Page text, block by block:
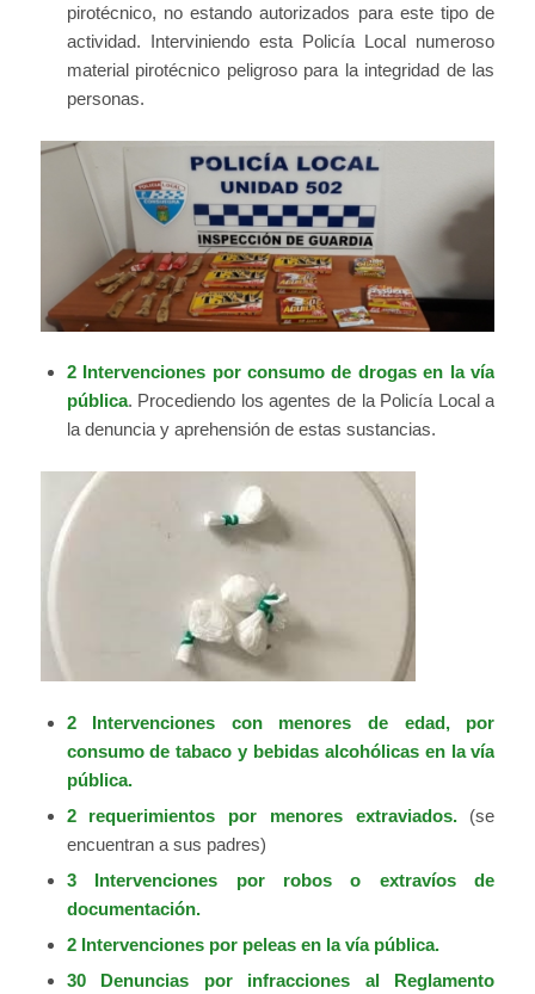
pirotécnico, no estando autorizados para este tipo de
actividad. Interviniendo esta Policía Local numeroso
material pirotécnico peligroso para la integridad de las
personas.
2 Intervenciones por consumo de drogas en la vía
pública. Procediendo los agentes de la Policía Local a
la denuncia y aprehensión de estas sustancias.
2 Intervenciones con menores de edad, por
consumo de tabaco y bebidas alcohólicas en la vía
pública.
2 requerimientos por menores extraviados.(se
encuentran a sus padres)
3 Intervenciones por robos o extravíos de
documentación.
2 Intervenciones por peleas en la vía pública.
30 Denuncias por infracciones al Reglamento